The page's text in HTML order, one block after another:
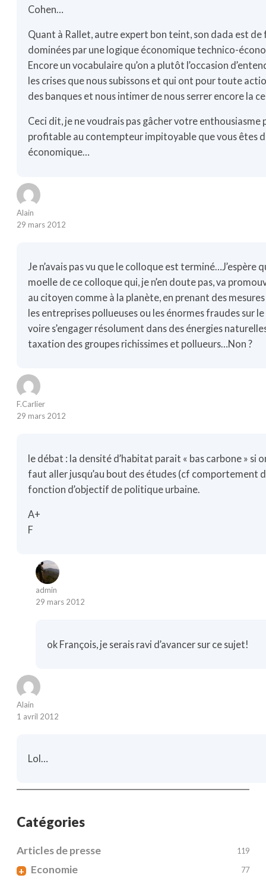
Cohen…
Quant à Rallet, autre expert bon teint, son dada est
dominées par une logique économique technico-
Encore un vocabulaire qu’on a plutôt l’occasion
les crises que nous subissons et qui ont pour toute
des banques et nous intimer de nous serrer encore la
Ceci dit, je ne voudrais pas gâcher votre
profitable au contempteur impitoyable que vous êtes
économique…
Alain
29 mars 2012
Je n’avais pas vu que le colloque est
moelle de ce colloque qui, je n’en doute pas, va
au citoyen comme à la planète, en prenant des
les entreprises pollueuses ou les énormes fraudes sur
voire s’engager résolument dans des énergies
taxation des groupes richissimes et pollueurs…Non ?
F.Carlier
29 mars 2012
le débat : la densité d’habitat parait « bas carbone » si
faut aller jusqu’au bout des études (cf comportement
fonction d’objectif de politique urbaine.
A+
F
admin
29 mars 2012
ok François, je serais ravi d’avancer sur ce sujet!
Alain
1 avril 2012
Lol…
Catégories
Articles de presse 119
+ Economie 77